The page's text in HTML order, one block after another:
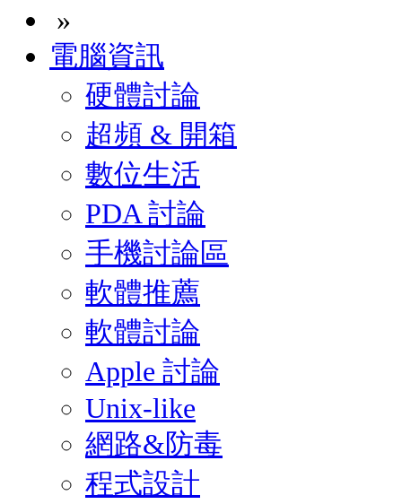
»
電腦資訊
硬體討論
超頻 & 開箱
數位生活
PDA 討論
手機討論區
軟體推薦
軟體討論
Apple 討論
Unix-like
網路&防毒
程式設計